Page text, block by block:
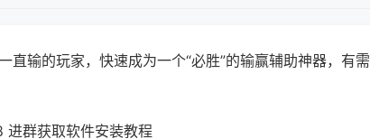
直输的玩家，快速成为一个“必胜”的输赢辅助神器，有需
群获取软件安装教程